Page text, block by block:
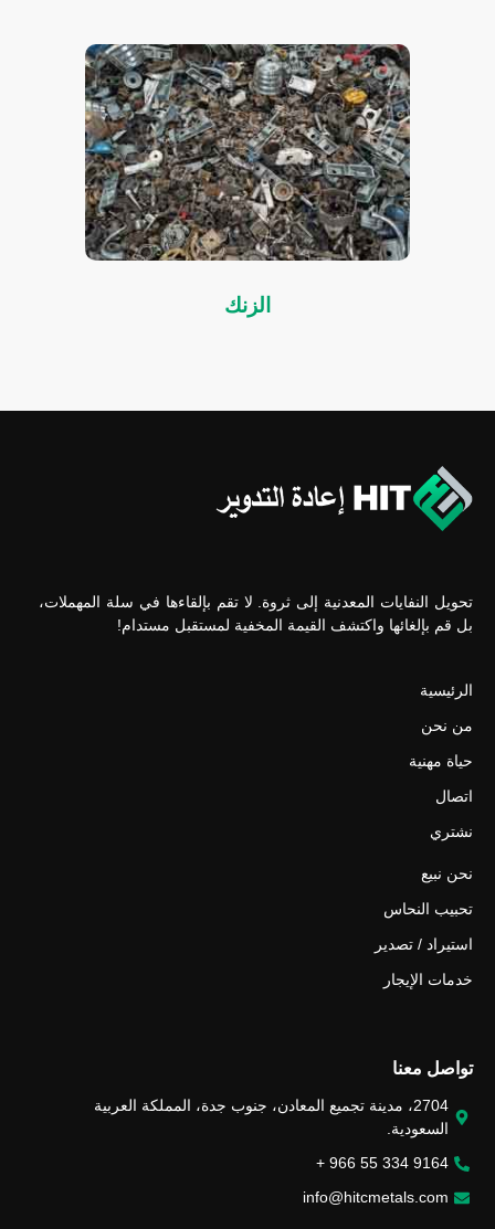
الزنك
بل قم بإلغائها واكتشف القيمة المخفية لمستقبل مستدام!
الرئيسية
من نحن
حياة مهنية
اتصال
نشتري
نحن نبيع
تحبيب النحاس
استيراد / تصدير
خدمات الإيجار
تواصل معنا
2704، مدينة تجميع المعادن، جنوب جدة، المملكة العربية
السعودية.
9164 334 55 966 +
info@hitcmetals.com